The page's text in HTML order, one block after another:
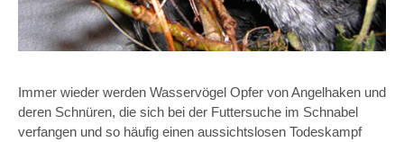
Immer wieder werden Wasservögel Opfer von Angelhaken und
deren Schnüren, die sich bei der Futtersuche im Schnabel
verfangen und so häufig einen aussichtslosen Todeskampf